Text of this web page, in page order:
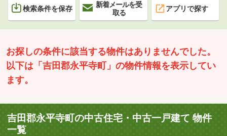
検索条件を保存
新着メールを受
取る
アプリで探す
お探しの条件に該当する物件はありませんでした。
以下は「吉田郡永平寺町」の物件情報を表示してい
ます。
吉田郡永平寺町の中古住宅・中古一戸建て 物件
一覧